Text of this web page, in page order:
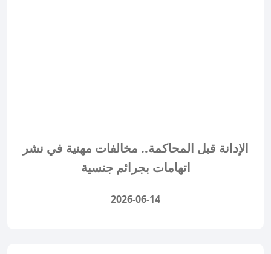
الإدانة قبل المحاكمة.. مخالفات مهنية في نشر
اتهامات بجرائم جنسية
2026-06-14